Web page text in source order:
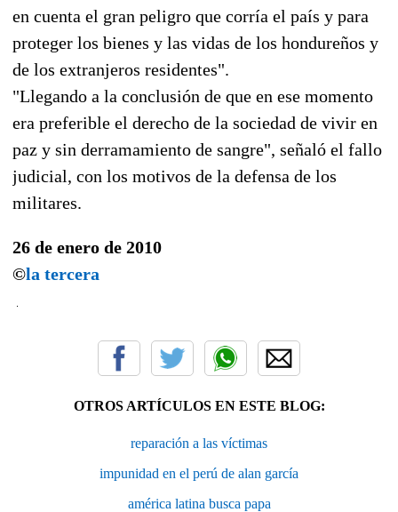
en cuenta el gran peligro que corría el país y para
proteger los bienes y las vidas de los hondureños y
de los extranjeros residentes".
"Llegando a la conclusión de que en ese momento
era preferible el derecho de la sociedad de vivir en
paz y sin derramamiento de sangre", señaló el fallo
judicial, con los motivos de la defensa de los
militares.
26 de enero de 2010
©la tercera
OTROS ARTÍCULOS EN ESTE BLOG:
reparación a las víctimas
impunidad en el perú de alan garcía
américa latina busca papa